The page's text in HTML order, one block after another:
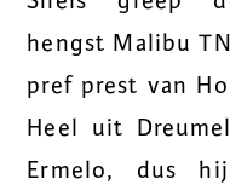
hengst Malibu
pref prest van
Heel uit
Ermelo, dus